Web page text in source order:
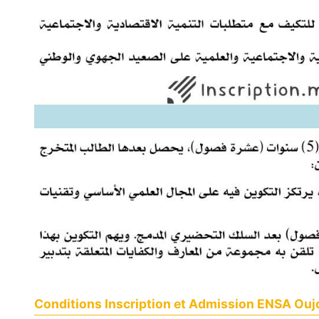
Conditions Inscription et Admission ENSA